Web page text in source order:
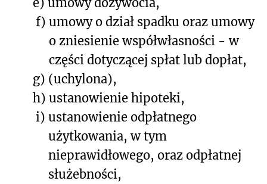
f) umowy o dział spadku oraz umowy
o zniesienie współwłasności - w
części dotyczącej spłat lub dopłat,
g) (uchylona),
h) ustanowienie hipoteki,
i) ustanowienie odpłatnego
użytkowania, w tym
nieprawidłowego, oraz odpłatnej
służebności,